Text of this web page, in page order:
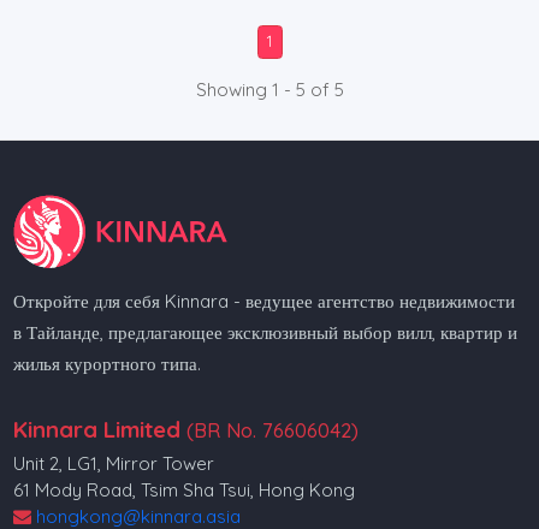
1
Showing 1 - 5 of 5
Откройте для себя Kinnara - ведущее агентство недвижимости
в Тайланде, предлагающее эксклюзивный выбор вилл, квартир и
жилья курортного типа.
Kinnara Limited (BR No. 76606042)
Unit 2, LG1, Mirror Tower
61 Mody Road, Tsim Sha Tsui, Hong Kong
hongkong@kinnara.asia